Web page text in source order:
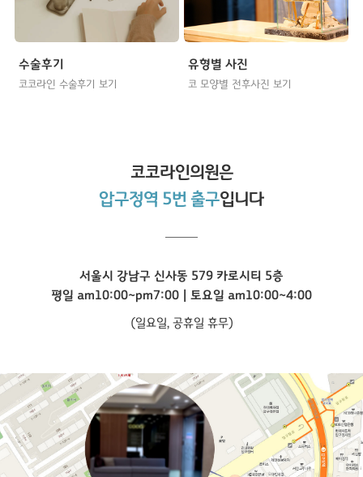
수술후기
코코라인 수술후기 보기
유형별 사진
코 모양별 전후사진 보기
코코라인의원은
압구정역 5번 출구입니다
서울시 강남구 신사동 579 카로시티 5층
평일 am10:00~pm7:00 | 토요일 am10:00~4:00
(일요일, 공휴일 휴무)